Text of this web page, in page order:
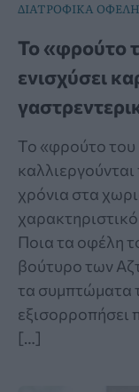
ΔΙΑΤΡΟΦΙΚΑ ΟΦΕΛΗ
Το «φρούτο
ενισχύσει
Το «φρούτο του
χρόνια στα
χαρακτηριστικό
Ποια τα οφέλη
βούτυρο των
τα συμπτώματα
εξισορροπήσει
[…]